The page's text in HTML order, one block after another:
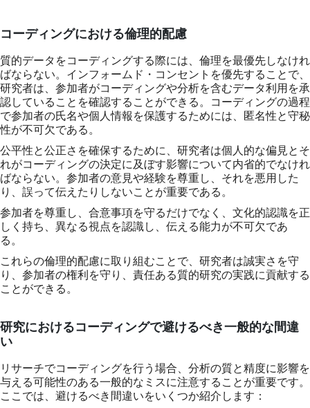
コーディングにおける倫理的配慮
質的データをコーディングする際には、倫理を最優先しなけれ
ばならない。インフォームド・コンセントを優先することで、
研究者は、参加者がコーディングや分析を含むデータ利用を承
認していることを確認することができる。コーディングの過程
で参加者の氏名や個人情報を保護するためには、匿名性と守秘
性が不可欠である。
公平性と公正さを確保するために、研究者は個人的な偏見とそ
れがコーディングの決定に及ぼす影響について内省的でなけれ
ばならない。参加者の意見や経験を尊重し、それを悪用した
り、誤って伝えたりしないことが重要である。
参加者を尊重し、合意事項を守るだけでなく、文化的認識を正
しく持ち、異なる視点を認識し、伝える能力が不可欠であ
る。
これらの倫理的配慮に取り組むことで、研究者は誠実さを守
り、参加者の権利を守り、責任ある質的研究の実践に貢献する
ことができる。
研究におけるコーディングで避けるべき一般的な間違
い
リサーチでコーディングを行う場合、分析の質と精度に影響を
与える可能性のある一般的なミスに注意することが重要です。
ここでは、避けるべき間違いをいくつか紹介します：